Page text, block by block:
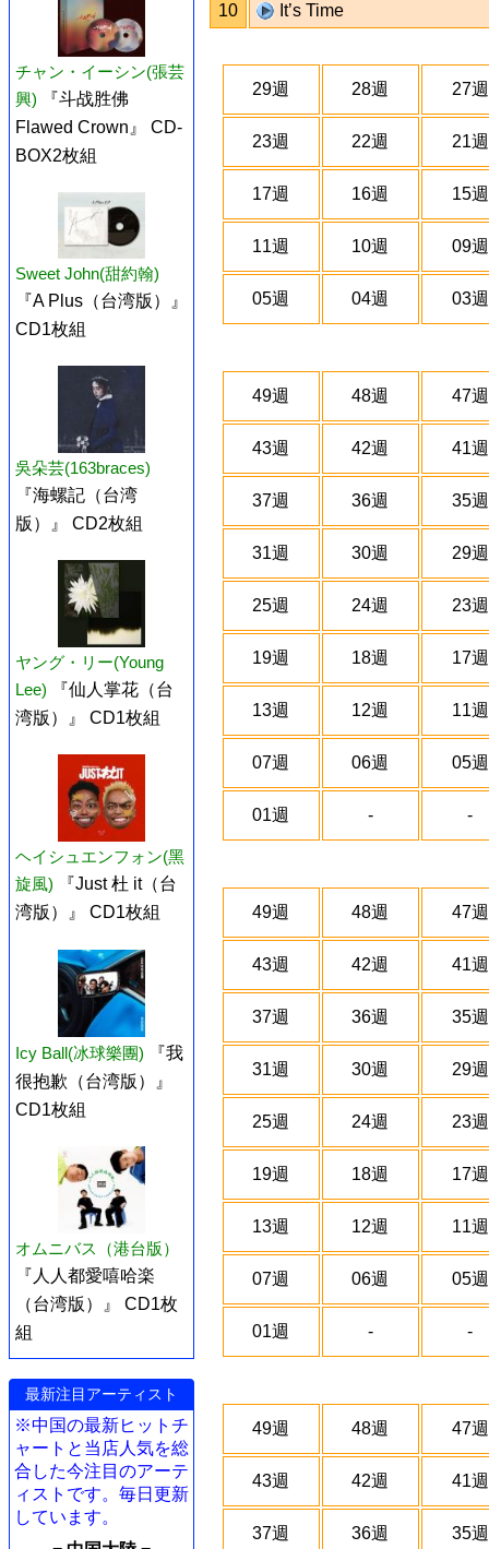
チャン・イーシン(張芸
興)
『斗战胜佛
Flawed Crown』 CD-
BOX2枚組
Sweet John(甜約翰)
『A Plus（台湾版）』
CD1枚組
吳朵芸(163braces)
『海螺記（台湾
版）』 CD2枚組
ヤング・リー(Young
Lee)
『仙人掌花（台
湾版）』 CD1枚組
ヘイシュエンフォン(黑
旋風)
『Just 杜 it（台
湾版）』 CD1枚組
Icy Ball(冰球樂團)
『我
很抱歉（台湾版）』
CD1枚組
オムニバス（港台版）
『人人都愛嘻哈楽
（台湾版）』 CD1枚
組
最新注目アーティスト
※中国の最新ヒットチ
ャートと当店人気を総
合した今注目のアーテ
ィストです。毎日更新
しています。
10
It’s Time
29週 28週 27週
23週 22週 21週
17週 16週 15週
11週 10週 09週
05週 04週 03週
49週 48週 47週
43週 42週 41週
37週 36週 35週
31週 30週 29週
25週 24週 23週
19週 18週 17週
13週 12週 11週
07週 06週 05週
01週 - -
49週 48週 47週
43週 42週 41週
37週 36週 35週
31週 30週 29週
25週 24週 23週
19週 18週 17週
13週 12週 11週
07週 06週 05週
01週 - -
49週 48週 47週
43週 42週 41週
37週 36週 35週